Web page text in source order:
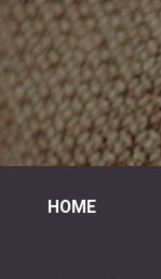
HOME